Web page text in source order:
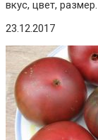
вкус, цвет,
23.12.2017